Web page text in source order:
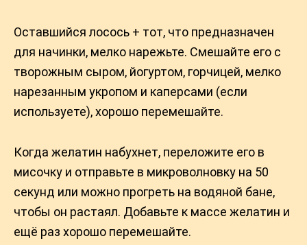
Оставшийся лосось + тот, что предназначен
для начинки, мелко нарежьте. Смешайте его с
творожным сыром, йогуртом, горчицей, мелко
нарезанным укропом и каперсами (если
используете), хорошо перемешайте.
Когда желатин набухнет, переложите его в
мисочку и отправьте в микроволновку на 50
секунд или можно прогреть на водяной бане,
чтобы он растаял. Добавьте к массе желатин и
ещё раз хорошо перемешайте.